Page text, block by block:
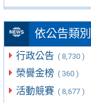
依公告類
行政公告 ( 8,730 )
榮譽金榜 ( 360 )
活動競賽 ( 8,677 )